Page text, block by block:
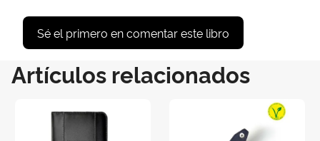
Sé el primero en comentar este libro
Artículos relacionados